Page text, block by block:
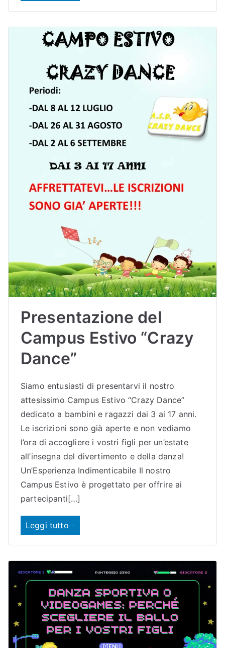
Presentazione del
Campus Estivo “Crazy
Dance”
Siamo entusiasti di presentarvi il nostro
attesissimo Campus Estivo “Crazy Dance”
dedicato a bambini e ragazzi dai 3 ai 17 anni.
Le iscrizioni sono già aperte e non vediamo
l’ora di accogliere i vostri figli per un’estate
all’insegna del divertimento e della danza!
Un’Esperienza Indimenticabile Il nostro
Campus Estivo è progettato per offrire ai
partecipanti[…]
Leggi tutto